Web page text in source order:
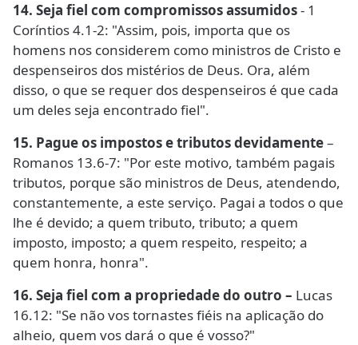
14. Seja fiel com compromissos assumidos- 1
Coríntios 4.1-2: "Assim, pois, importa que os
homens nos considerem como ministros de Cristo e
despenseiros dos mistérios de Deus. Ora, além
disso, o que se requer dos despenseiros é que cada
um deles seja encontrado fiel".
15. Pague os impostos e tributos devidamente–
Romanos 13.6-7: "Por este motivo, também pagais
tributos, porque são ministros de Deus, atendendo,
constantemente, a este serviço. Pagai a todos o que
lhe é devido; a quem tributo, tributo; a quem
imposto, imposto; a quem respeito, respeito; a
quem honra, honra".
16. Seja fiel com a propriedade do outro – Lucas
16.12: "Se não vos tornastes fiéis na aplicação do
alheio, quem vos dará o que é vosso?"